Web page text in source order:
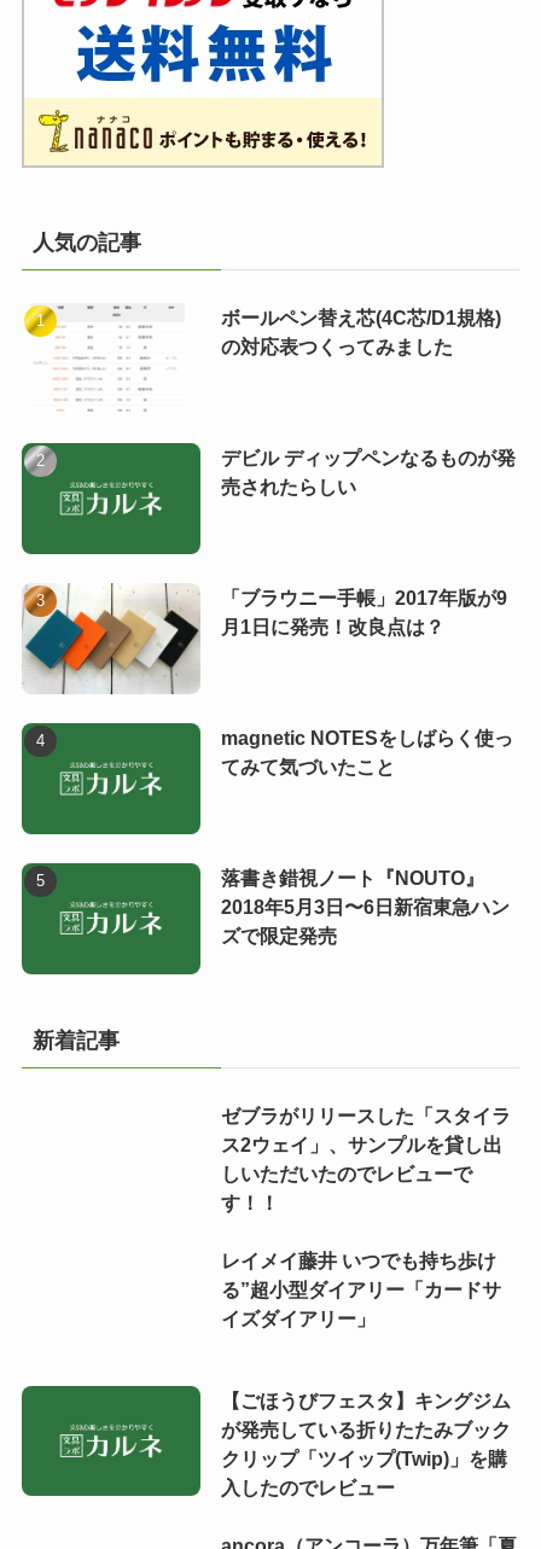
人気の記事
ボールペン替え芯(4C芯/D1規格)
の対応表つくってみました
デビル ディップペンなるものが発
売されたらしい
「ブラウニー手帳」2017年版が9
月1日に発売！改良点は？
magnetic NOTESをしばらく使っ
てみて気づいたこと
落書き錯視ノート『NOUTO』
2018年5月3日〜6日新宿東急ハン
ズで限定発売
新着記事
ゼブラがリリースした「スタイラ
ス2ウェイ」、サンプルを貸し出
しいただいたのでレビューで
す！！
レイメイ藤井 いつでも持ち歩け
る”超小型ダイアリー「カードサ
イズダイアリー」
【ごほうびフェスタ】キングジム
が発売している折りたたみブック
クリップ「ツイップ(Twip)」を購
入したのでレビュー